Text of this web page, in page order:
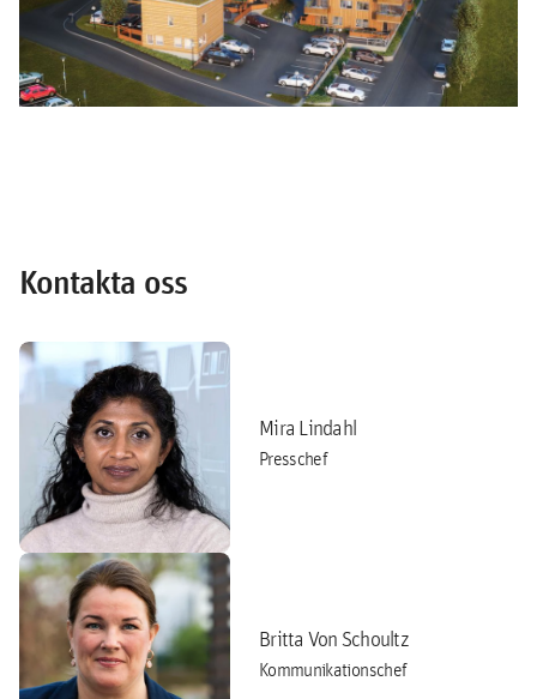
Kontakta oss
Mira Lindahl
Presschef
Britta Von Schoultz
Kommunikationschef